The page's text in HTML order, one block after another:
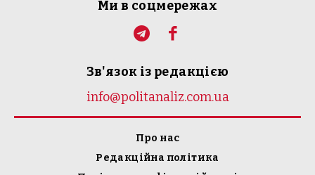
Ми в соцмережах
Зв'язок із редакцією
info@politanaliz.com.ua
Про нас
Редакційна політика